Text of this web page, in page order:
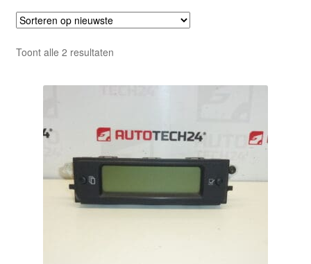
Wereldwijde verzending
Winkelwagen
Toont alle 2 resultatenGesorteerd